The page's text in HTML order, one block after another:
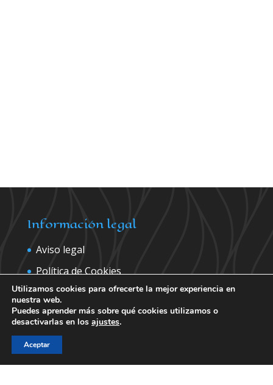
Información legal
Aviso legal
Política de Cookies
Política de privacidad
Contáctanos para más información
Utilizamos cookies para ofrecerte la mejor experiencia en
nuestra web.
Puedes aprender más sobre qué cookies utilizamos o
desactivarlas en los ajustes.
Aceptar